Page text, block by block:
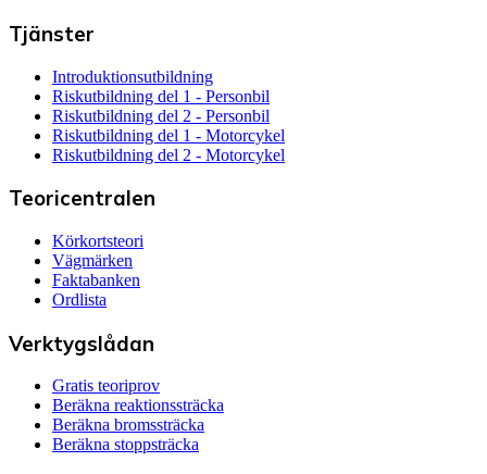
Tjänster
Introduktionsutbildning
Riskutbildning del 1 - Personbil
Riskutbildning del 2 - Personbil
Riskutbildning del 1 - Motorcykel
Riskutbildning del 2 - Motorcykel
Teoricentralen
Körkortsteori
Vägmärken
Faktabanken
Ordlista
Verktygslådan
Gratis teoriprov
Beräkna reaktionssträcka
Beräkna bromssträcka
Beräkna stoppsträcka